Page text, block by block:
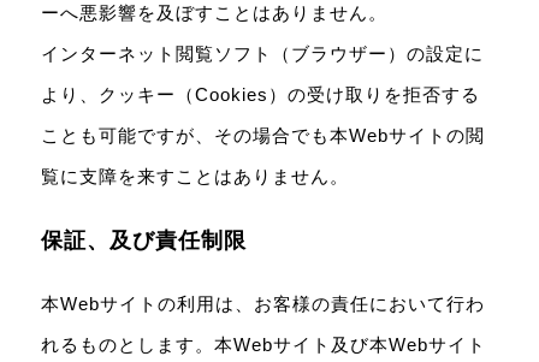
ーへ悪影響を及ぼすことはありません。
インターネット閲覧ソフト（ブラウザー）の設定に
より、クッキー（Cookies）の受け取りを拒否する
ことも可能ですが、その場合でも本Webサイトの閲
覧に支障を来すことはありません。
保証、及び責任制限
本Webサイトの利用は、お客様の責任において行わ
れるものとします。本Webサイト及び本Webサイト